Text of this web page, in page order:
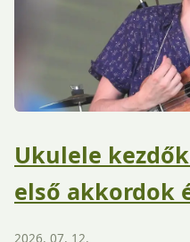
Ukulele
első akkordok
2026. 07. 12.